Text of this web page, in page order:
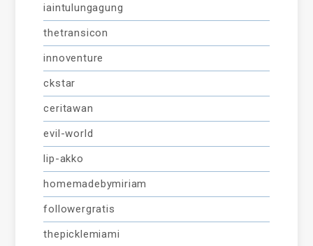
iaintulungagung
thetransicon
innoventure
ckstar
ceritawan
evil-world
lip-akko
homemadebymiriam
followergratis
thepicklemiami